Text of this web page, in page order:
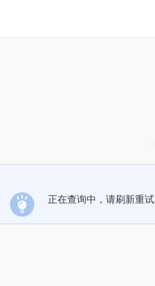
正在查询中，请刷新重试